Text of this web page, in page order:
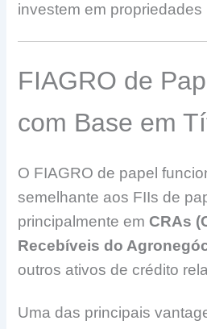
investem em propriedades
FIAGRO de
com Base em
O FIAGRO de papel
semelhante aos FIIs de
principalmente emCRAs
Recebíveis do
outros ativos de crédito
Uma das principais